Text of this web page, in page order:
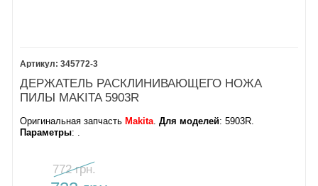
345772-3
ДЕРЖАТЕЛЬ РАСКЛИНИВАЮЩЕГО НОЖА
ПИЛЫ MAKITA 5903R
Оригинальная запчасть Makita. Для моделей: 5903R.
Параметры: .
772 грн.